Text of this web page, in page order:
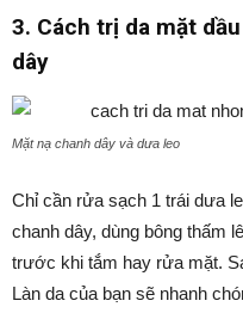
3. Cách trị da mặt
dây
Mặt nạ chanh dây và dưa leo
Chỉ cần rửa sạch 1 trái dưa
chanh dây, dùng bông thấm
trước khi tắm hay rửa mặt.
Làn da của bạn sẽ nhanh